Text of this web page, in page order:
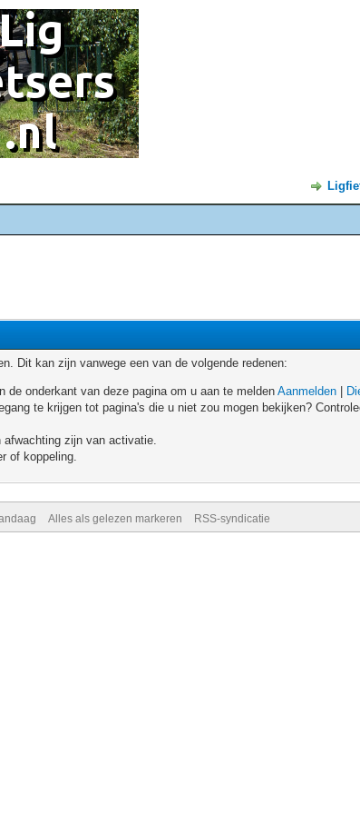
Dit kan zijn vanwege een van de volgende redenen:
de onderkant van deze pagina om u aan te meldenAanmelden
te krijgen tot pagina's die u niet zou mogen bekijken?
afwachting zijn van activatie.
of koppeling.
Alles als gelezen markeren RSS-syndicatie